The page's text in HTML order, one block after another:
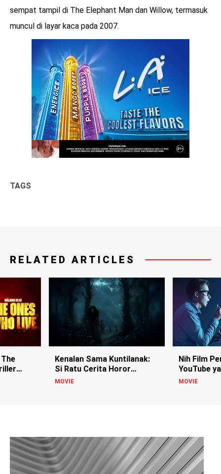
sempat tampil di The Elephant Man dan Willow, termasuk
muncul di layar kaca pada 2007.
TAGS
RELATED ARTICLES
Kenalan Sama Kuntilanak:
Si Ratu Cerita Horor
Indonesia!
MOVIE
Nih Film
YouTube
MOVIE